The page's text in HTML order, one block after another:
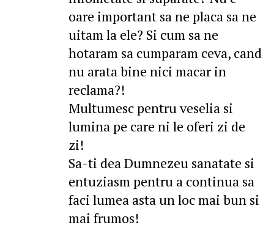
oare important sa ne placa sa ne
uitam la ele? Si cum sa ne
hotaram sa cumparam ceva, cand
nu arata bine nici macar in
reclama?!
Multumesc pentru veselia si
lumina pe care ni le oferi zi de
zi!
Sa-ti dea Dumnezeu sanatate si
entuziasm pentru a continua sa
faci lumea asta un loc mai bun si
mai frumos!